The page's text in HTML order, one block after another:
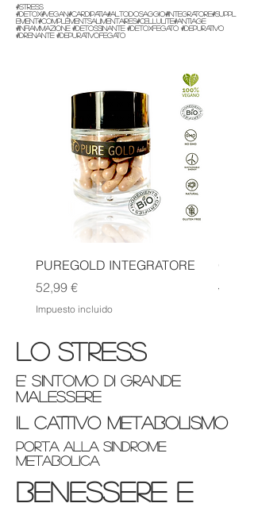
#stress
#detox#vegan#cardipatia#altodosaggio#integratore#suppl
ement#ComplémentsAlimentaires#cellulite#antiage
#infiammazione #detossinante #DetoxFegato #Depurativo
#Drenante #DepurativoFegato
PUREGOLD INTEGRATORE
Precio
52,99 €
Impuesto incluido
Precio
49,99 €
lo stress
e' sintomo di grande
malessere
il cattivo metabolismo
porta alla sindrome
metabolica
benessere e